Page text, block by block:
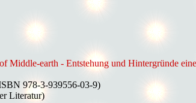
Middle-earth - Entstehung und Hintergründe
978-3-939556-03-9)
Literatur)